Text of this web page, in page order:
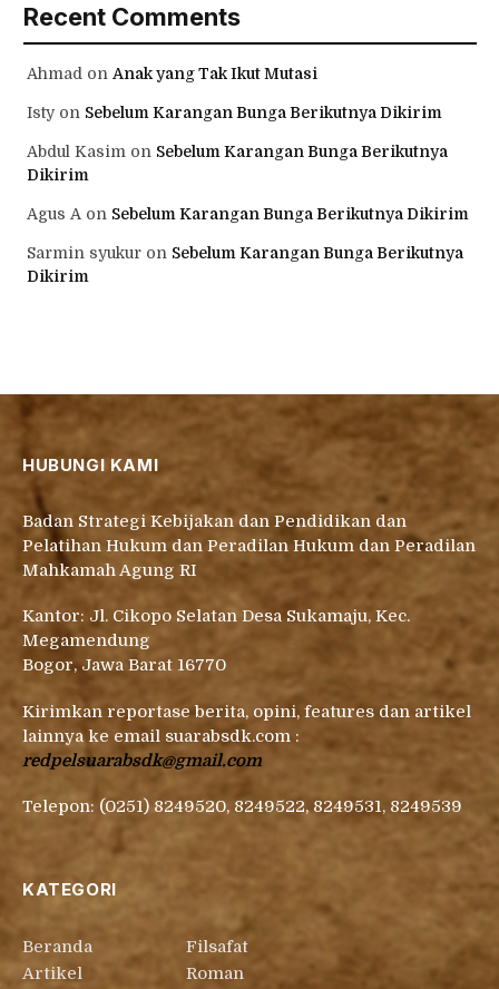
Recent Comments
Ahmad on Anak yang Tak Ikut Mutasi
Istyon Sebelum Karangan Bunga Berikutnya Dikirim
Abdul Kasim on Sebelum Karangan Bunga Berikutnya
Dikirim
Agus A on Sebelum Karangan Bunga Berikutnya Dikirim
Sarmin syukur on Sebelum Karangan Bunga Berikutnya
Dikirim
HUBUNGI KAMI
Badan Strategi Kebijakan dan Pendidikan dan
Pelatihan Hukum dan Peradilan Hukum dan Peradilan
Mahkamah Agung RI
Kantor: Jl. Cikopo Selatan Desa Sukamaju, Kec.
Megamendung
Bogor, Jawa Barat 16770
Kirimkan reportase berita, opini, features dan artikel
lainnya ke email suarabsdk.com :
redpelsuarabsdk@gmail.com
Telepon: (0251) 8249520, 8249522, 8249531, 8249539
KATEGORI
Beranda
Artikel
Filsafat
Roman